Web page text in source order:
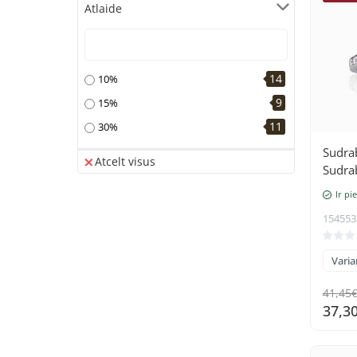
Atlaide
10% 14
15% 9
30% 11
Atcelt visus
rodijs
Ir
41,45€